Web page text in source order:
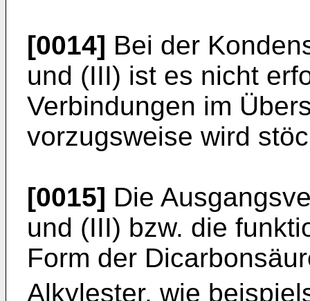
[0014] Bei der
und (III) ist es nicht
Verbindungen im
vorzugsweise wird
[0015] Die
und (III) bzw. die
Form der
Alkylester, wie